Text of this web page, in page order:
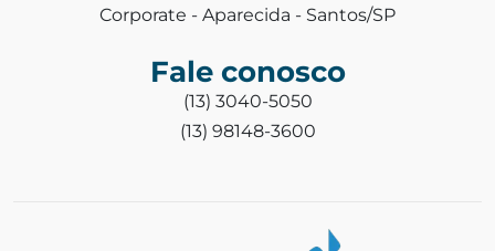
Corporate - Aparecida - Santos/SP
Fale conosco
(13) 3040-5050
(13) 98148-3600